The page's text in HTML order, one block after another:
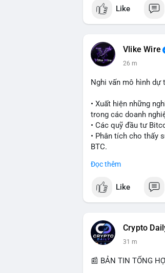
#vlikevn #titanbot
📰 Nguồn:
Like
Vlike Wire
26 m
Nghi vấn mô hình dự
• Xuất hiện những
trong các doanh
• Các quỹ đầu tư
• Phân tích cho thấy
BTC.
#bitcoin
$btc
📰 Nguồn:
Đọc thêm
Like
Crypto
31 m
📰 BẢN TIN TỔNG